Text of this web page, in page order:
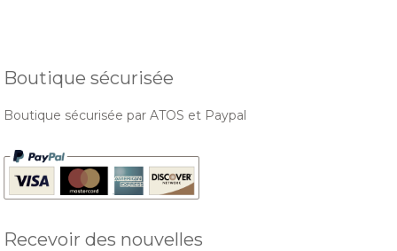
Boutique sécurisée
Boutique sécurisée par ATOS et Paypal
Recevoir des nouvelles